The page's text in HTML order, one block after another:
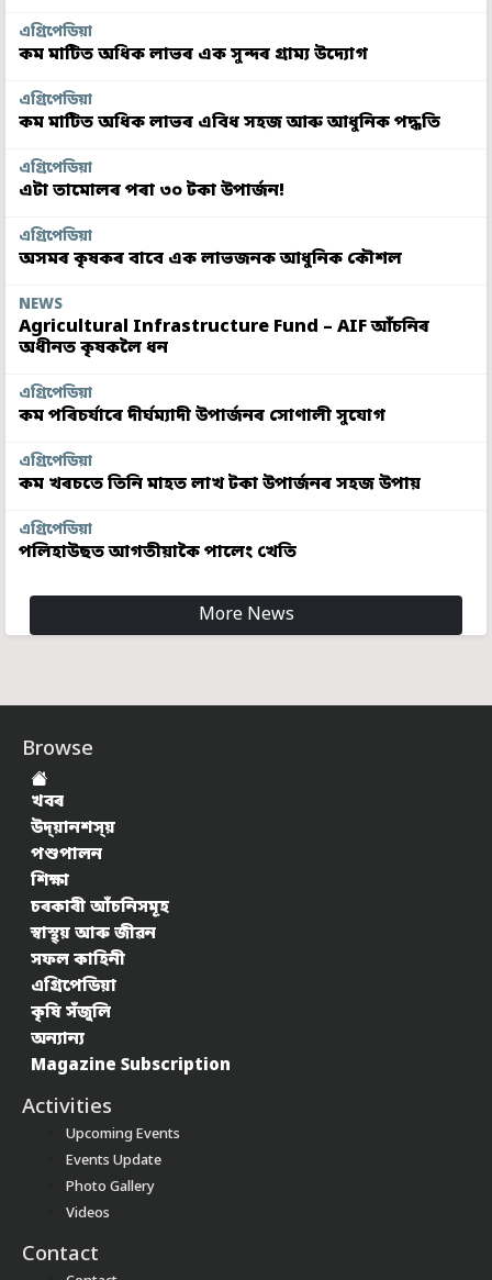
এগ্ৰিপেডিয়া
কম মাটিত অধিক লাভৰ এক সুন্দৰ গ্ৰাম্য উদ্যোগ
এগ্ৰিপেডিয়া
কম মাটিত অধিক লাভৰ এবিধ সহজ আৰু আধুনিক পদ্ধতি
এগ্ৰিপেডিয়া
এটা তামোলৰ পৰা ৩০ টকা উপাৰ্জন!
এগ্ৰিপেডিয়া
অসমৰ কৃষকৰ বাবে এক লাভজনক আধুনিক কৌশল
NEWS
Agricultural Infrastructure Fund – AIF আঁচনিৰ
অধীনত কৃষকলৈ ধন
এগ্ৰিপেডিয়া
কম পৰিচৰ্যাৰে দীৰ্ঘম্যাদী উপাৰ্জনৰ সোণালী সুযোগ
এগ্ৰিপেডিয়া
কম খৰচতে তিনি মাহত লাখ টকা উপাৰ্জনৰ সহজ উপায়
এগ্ৰিপেডিয়া
পলিহাউছত আগতীয়াকৈ পালেং খেতি
More News
Browse
খবৰ
উদ্য়ানশস্য়
পশুপালন
শিক্ষা
চৰকাৰী আঁচনিসমূহ
স্বাস্থ্য় আৰু জীৱন
সফল কাহিনী
এগ্ৰিপেডিয়া
কৃষি সঁজুলি
অন্যান্য
Magazine Subscription
Activities
Upcoming Events
Events Update
Photo Gallery
Videos
Contact